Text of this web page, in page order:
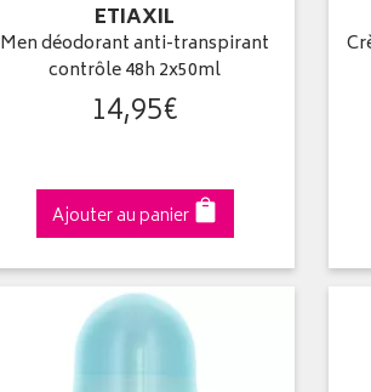
ETIAXIL
Men déodorant anti-transpirant
contrôle 48h 2x50ml
14,95€
Ajouter au panier